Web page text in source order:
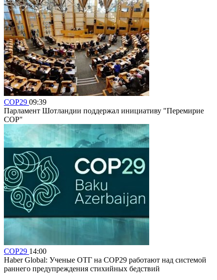
COP29 09:39
Парламент Шотландии поддержал инициативу "Перемирие
COP"
COP29 14:00
Haber Global: Ученые ОТГ на COP29 работают над системой
раннего предупреждения стихийных бедствий